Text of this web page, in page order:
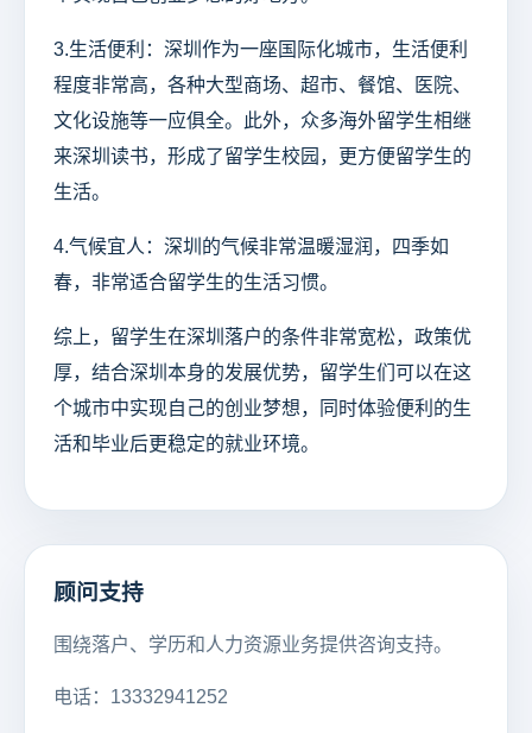
3.生活便利：深圳作为一座国际化城市，生活便利
程度非常高，各种大型商场、超市、餐馆、医院、
文化设施等一应俱全。此外，众多海外留学生相继
来深圳读书，形成了留学生校园，更方便留学生的
生活。
4.气候宜人：深圳的气候非常温暖湿润，四季如
春，非常适合留学生的生活习惯。
综上，留学生在深圳落户的条件非常宽松，政策优
厚，结合深圳本身的发展优势，留学生们可以在这
个城市中实现自己的创业梦想，同时体验便利的生
活和毕业后更稳定的就业环境。
顾问支持
围绕落户、学历和人力资源业务提供咨询支持。
电话：13332941252